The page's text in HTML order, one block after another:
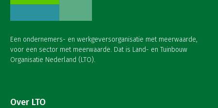
Een ondernemers- en werkgeversorganisatie met meerwaarde,
voor een sector met meerwaarde. Dat is Land- en Tuinbouw
Organisatie Nederland (LTO).
Over LTO